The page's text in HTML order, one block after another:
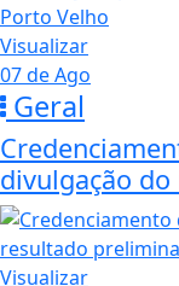
Visualizar
07 de Ago
Geral
divulgação
Visualizar